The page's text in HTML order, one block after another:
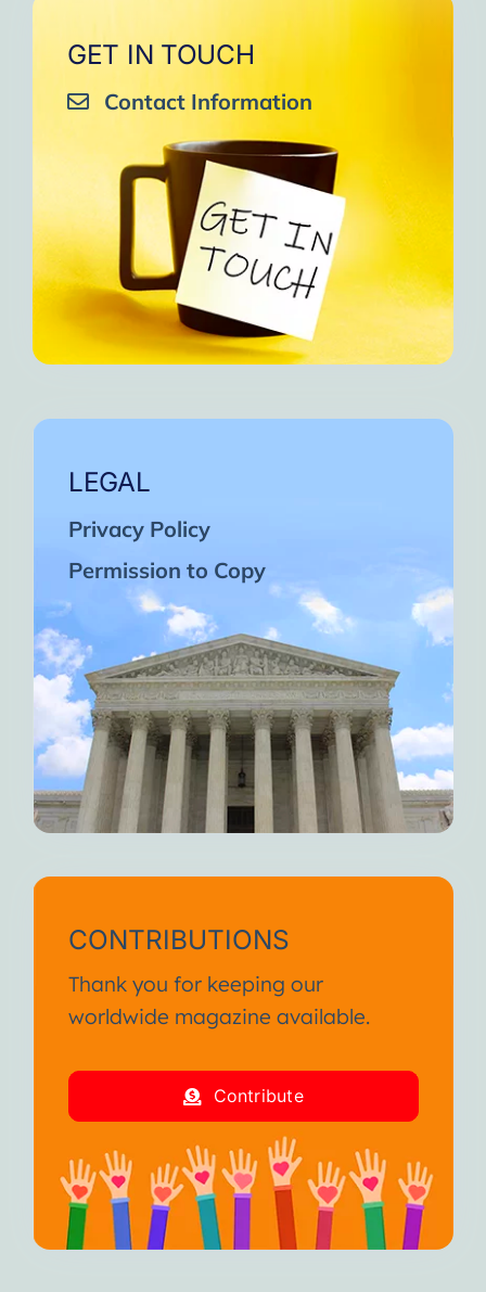
GET IN TOUCH
Contact Information
LEGAL
Privacy Policy
Permission to Copy
CONTRIBUTIONS
Thank you for keeping our
worldwide magazine available.
Contribute